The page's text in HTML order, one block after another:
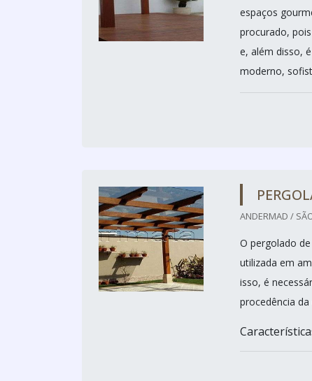
espaços
procurado,
e, além disso,
moderno,
ANDERMAD /
O pergolado
utilizada em
isso, é
procedência